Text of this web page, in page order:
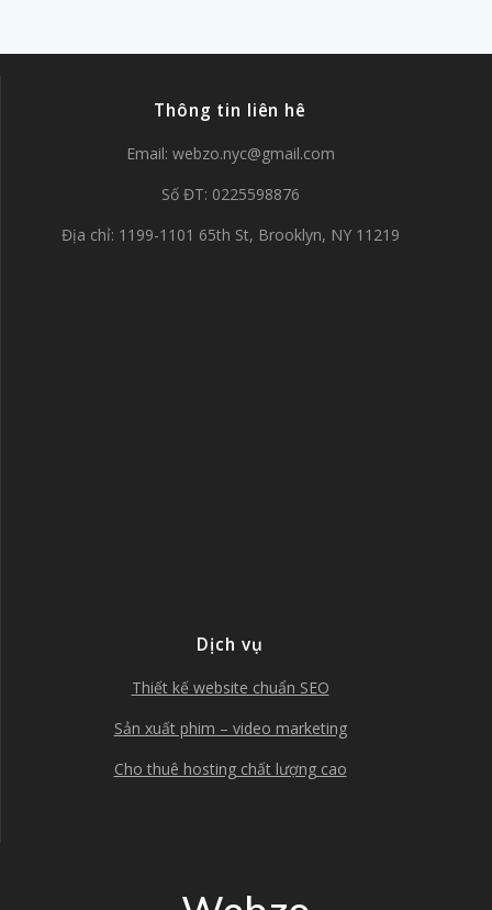
Thông tin liên hê
Email: webzo.nyc@gmail.com
Số ĐT: 0225598876
Địa chỉ: 1199-1101 65th St, Brooklyn, NY 11219
Dịch vụ
Thiết kế website chuẩn SEO
Sản xuất phim – video marketing
Cho thuê hosting chất lượng cao